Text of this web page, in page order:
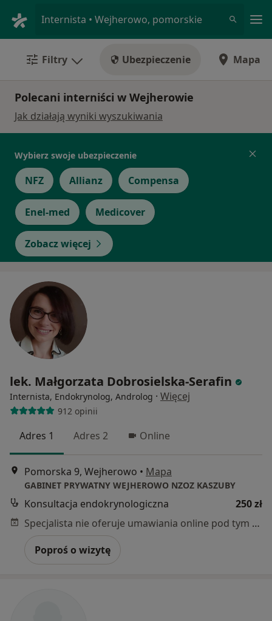
Internista • Wejherowo, pomorskie
Filtry Ubezpieczenie Mapa
Polecani interniści w Wejherowie
Jak działają wyniki wyszukiwania
Wybierz swoje ubezpieczenie
NFZ Allianz Compensa
Enel-med Medicover
Zobacz więcej
lek. Małgorzata Dobrosielska-Serafin
Internista, Endokrynolog, Androlog · Więcej
912 opinii
Adres 1 Adres 2 Online
Pomorska 9, Wejherowo • Mapa
GABINET PRYWATNY WEJHEROWO NZOZ KASZUBY
Konsultacja endokrynologiczna
250 zł
Specjalista nie oferuje umawiania online pod tym adresem.
Poproś o wizytę